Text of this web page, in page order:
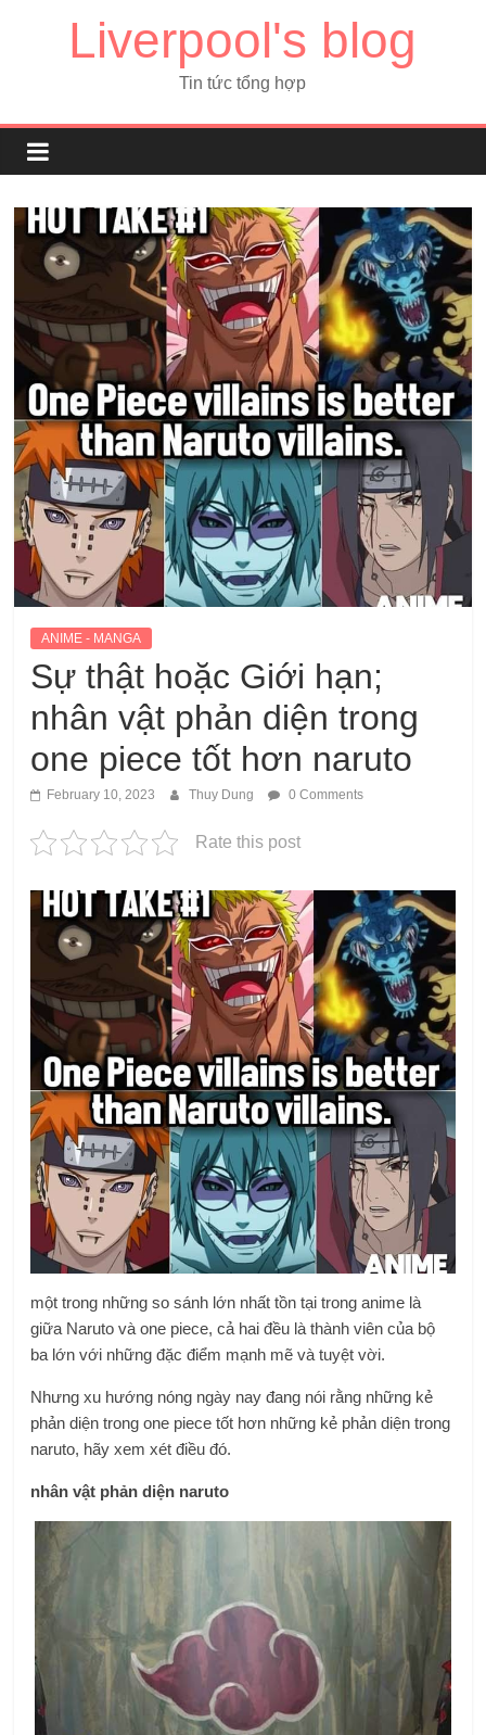
Liverpool's blog
Tin tức tổng hợp
ANIME - MANGA
Sự thật hoặc Giới hạn;
nhân vật phản diện trong
one piece tốt hơn naruto
February 10, 2023 Thuy Dung 0 Comments
Rate this post
một trong những so sánh lớn nhất tồn tại trong anime là
giữa Naruto và one piece, cả hai đều là thành viên của bộ
ba lớn với những đặc điểm mạnh mẽ và tuyệt vời.
Nhưng xu hướng nóng ngày nay đang nói rằng những kẻ
phản diện trong one piece tốt hơn những kẻ phản diện trong
naruto, hãy xem xét điều đó.
nhân vật phản diện naruto